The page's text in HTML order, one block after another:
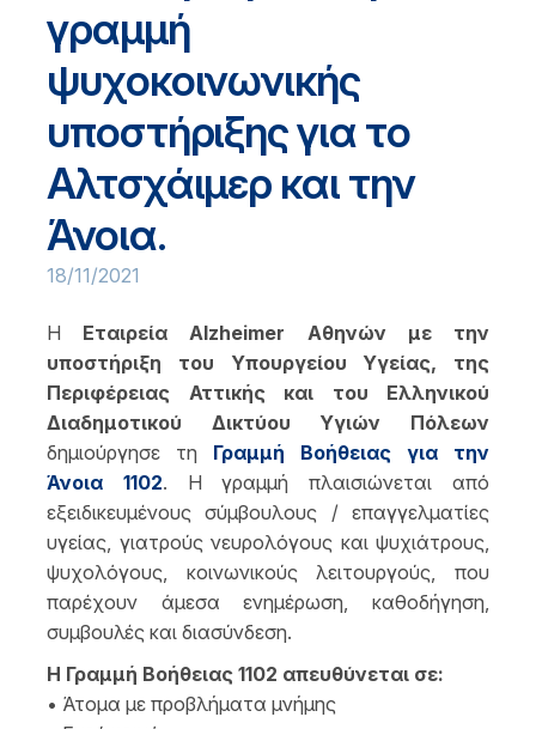
γραμμή
ψυχοκοινωνικής
υποστήριξης για το
Αλτσχάιμερ και την
Άνοια.
18/11/2021
Η Εταιρεία Alzheimer Αθηνών με την
υποστήριξη του Υπουργείου Υγείας, της
Περιφέρειας Αττικής και του Ελληνικού
Διαδημοτικού Δικτύου Υγιών Πόλεων
δημιούργησε τη Γραμμή Βοήθειας για την
Άνοια 1102. Η γραμμή πλαισιώνεται από
εξειδικευμένους σύμβουλους / επαγγελματίες
υγείας, γιατρούς νευρολόγους και ψυχιάτρους,
ψυχολόγους, κοινωνικούς λειτουργούς, που
παρέχουν άμεσα ενημέρωση, καθοδήγηση,
συμβουλές και διασύνδεση.
Η Γραμμή Βοήθειας 1102 απευθύνεται σε:
• Άτομα με προβλήματα μνήμης